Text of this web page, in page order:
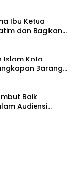
Ibu Ketua
dan Bagikan
Islam Kota
Barang
Baik
Audiensi